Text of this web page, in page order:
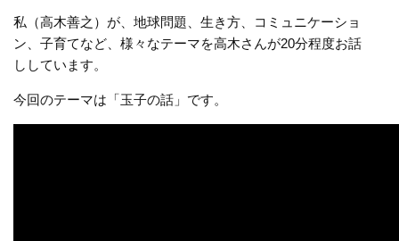
私（高木善之）が、地球問題、生き方、コミュニケーショ
ン、子育てなど、様々なテーマを高木さんが20分程度お話
ししています。
今回のテーマは「玉子の話」です。